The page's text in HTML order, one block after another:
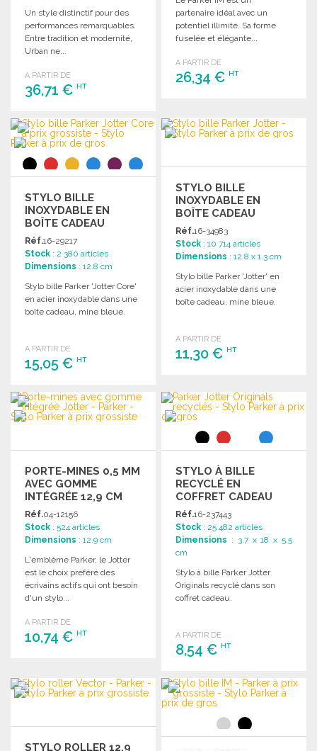
Un style distinctif pour des
performances remarquables.
Entre tradition et modernité,
Urban ne...
A PARTIR DE
36,71 € HT
COMMANDER
Demander un devis
partenaire idéal avec un
potentiel illimité. Sa forme
fuselée et élégante...
A PARTIR DE
26,34 €HT
Demander un devis
STYLO BILLE
INOXYDABLE EN
BOÎTE CADEAU
Réf.16-29217
Stock : 2 380 articles
Dimensions : 12.8 cm
Stylo bille Parker 'Jotter Core'
en acier inoxydable dans une
boîte cadeau, mine bleue.
A PARTIR DE
15,05 € HT
COMMANDER
Demander un devis
STYLO BILLE
INOXYDABLE EN
BOÎTE CADEAU
Réf.16-34983
Stock : 10 714 articles
Dimensions : 12.8 x 1.3 cm
Stylo bille Parker 'Jotter' en
acier inoxydable dans une
boîte cadeau, mine bleue.
A PARTIR DE
11,30 €HT
Demander un devis
PORTE-MINES 0,5 MM
AVEC GOMME
INTÉGRÉE 12,9 CM
Réf.04-12156
Stock : 524 articles
Dimensions : 12.9 cm
L'emblème Parker, le Jotter
est le choix préféré des
écrivains actifs qui ont besoin
d'un stylo...
A PARTIR DE
10,74 € HT
Demander un devis
STYLO À BILLE
RECYCLÉ EN
COFFRET CADEAU
Réf.16-237443
Stock : 25 482 articles
Dimensions : 3.7 x 18 x 5.5
cm
Stylo à bille Parker Jotter
Originals recyclé dans son
coffret cadeau.
A PARTIR DE
8,54 €HT
COMMANDER
Demander un devis
STYLO ROLLER 12,9